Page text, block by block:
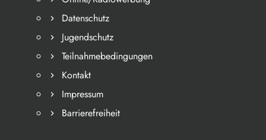
Datenschutz
Jugendschutz
Teilnahmebedingungen
Kontakt
Impressum
Barrierefreiheit